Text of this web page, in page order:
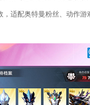
适配奥特曼粉丝、动作游